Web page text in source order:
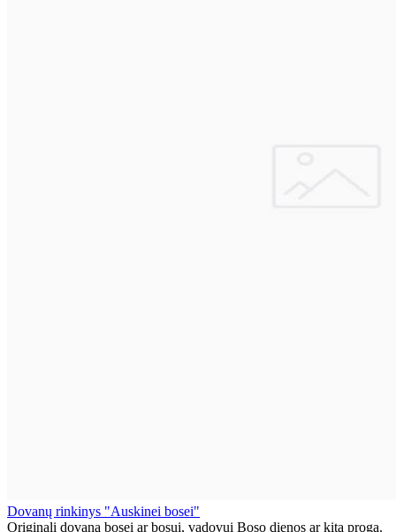
Dovanų rinkinys "Auskinei bosei"
Originali dovana bosei ar bosui, vadovui Boso dienos ar kita proga.